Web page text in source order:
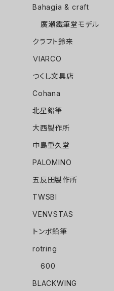
Bahagia & craft
廣瀬鐵筆堂モデル
クラフト鈴来
ＶIARCO
つくし文具店
Cohana
北星鉛筆
大西製作所
中島重久堂
PALOMINO
五反田製作所
TWSBI
VENVSTAS
トンボ鉛筆
rotring
600
BLACKWING